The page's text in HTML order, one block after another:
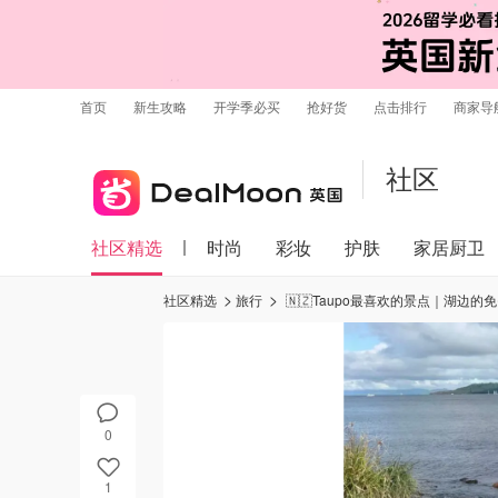
首页 新生攻略 开学季必买 抢好货 点击排行 商家导
社区
社区精选 时尚 彩妆 护肤 家居厨卫
0
1
社区精选 旅行 🇳🇿Taupo最喜欢的景点｜湖边的